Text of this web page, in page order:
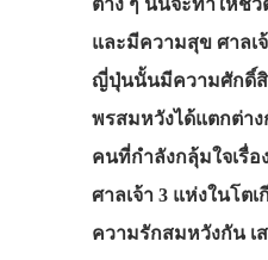
ต่าง ๆ นั้นจะทำให้ชี
และมีความสุข ศาลเ
ญี่ปุ่นนั้นมีความศักดิ์สิ
พรสมหวังได้แตกต่า
คนที่กำลังกลุ้มใจเรื่
ศาลเจ้า 3 แห่งในโต
ความรักสมหวังกัน